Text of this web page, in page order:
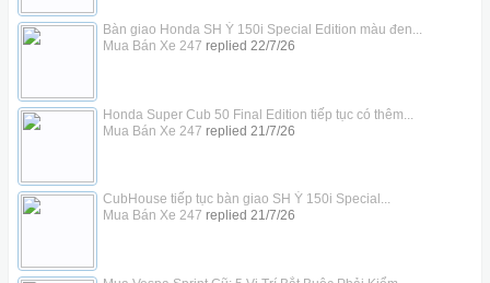
Bàn giao Honda SH Ý 150i Special Edition màu đen...
Mua Bán Xe 247 replied 22/7/26
Honda Super Cub 50 Final Edition tiếp tục có thêm...
Mua Bán Xe 247 replied 21/7/26
CubHouse tiếp tục bàn giao SH Ý 150i Special...
Mua Bán Xe 247 replied 21/7/26